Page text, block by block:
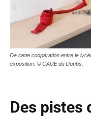
De cette coopération entre le
exposition. © CAUE du Doubs.
Des pistes